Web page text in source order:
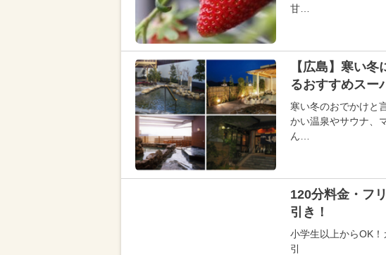
甘…
【広島】寒い
るおすすめスー
寒い冬のおでかけと
かい温泉やサウナ、
ん…
120分料金・フ
引き！
小学生以上からOK
引